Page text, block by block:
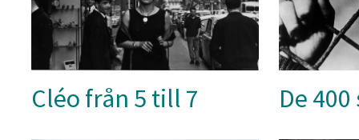
Cléo från 5 till 7 De